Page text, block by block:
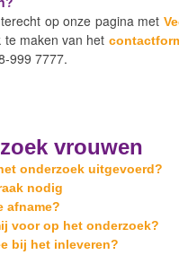
op onze pagina met
te maken van het
999 7777.
vrouwen
onderzoek uitgevoerd?
nodig
afname?
voor op het onderzoek?
bij het inleveren?